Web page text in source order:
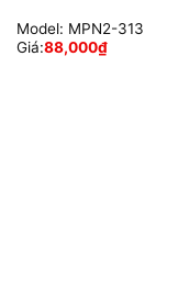
Model: MPN2-313
Giá:88,000₫